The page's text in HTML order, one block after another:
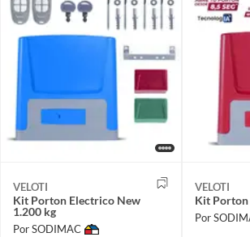
VELOTI
Kit Porton Electrico New
1.200 kg
Por SODIMAC
VELOTI
Kit Porton
Por